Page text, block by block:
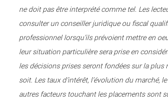
ne doit pas être interprété comme tel. Les
consulter un conseiller juridique ou fiscal
professionnel lorsqu’ils prévoient mettre en
leur situation particulière sera prise en
les décisions prises seront fondées sur la plus
soit. Les taux d’intérêt, l’évolution du marché,
autres facteurs touchant les placements sont